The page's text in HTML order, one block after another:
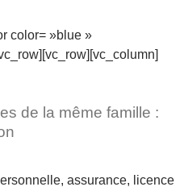
color= »blue »
de la même famille :
assurance, licence